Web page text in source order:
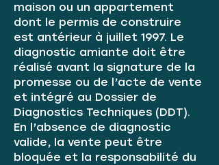
maison ou un appartement
dont le permis de construire
est antérieur à juillet 1997. Le
diagnostic amiante doit être
réalisé avant la signature de la
promesse ou de l’acte de vente
et intégré au Dossier de
Diagnostics Techniques (DDT).
En l’absence de diagnostic
valide, la vente peut être
bloquée et la responsabilité du